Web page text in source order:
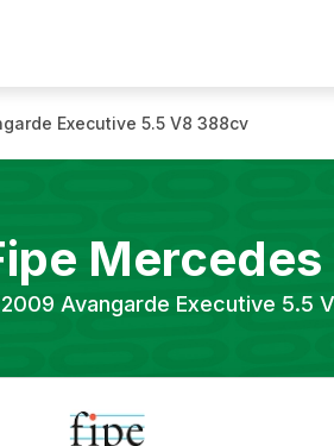
Executive 5.5 V8 388cv
Mercedes
2009 Avangarde Executive 5.5